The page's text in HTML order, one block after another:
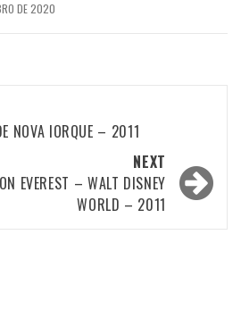
DE 2020
NOVA IORQUE – 2011
NEXT
EVEREST – WALT DISNEY
WORLD – 2011